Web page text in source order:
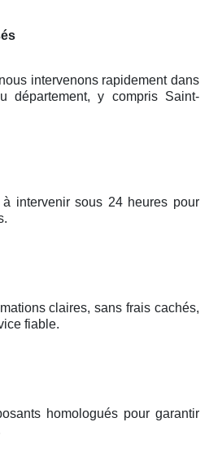
intervenons rapidement dans
département, y compris Saint-
intervenir sous 24 heures pour
claires, sans frais cachés,
fiable.
homologués pour garantir